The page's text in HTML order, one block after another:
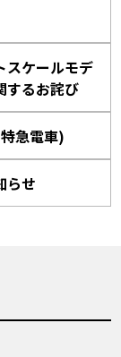
スケールモデ
するお詫び
急電車)
らせ